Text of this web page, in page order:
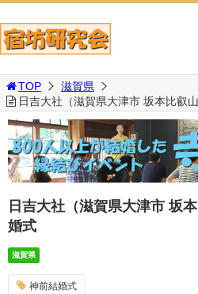
TOP
滋賀県
日吉大社（滋賀県大津市 坂本比叡
日吉大社（滋賀県大津市 坂
婚式
滋賀県
神前結婚式